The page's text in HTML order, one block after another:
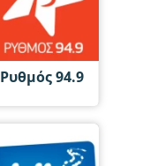
Ρυθμός 94.9